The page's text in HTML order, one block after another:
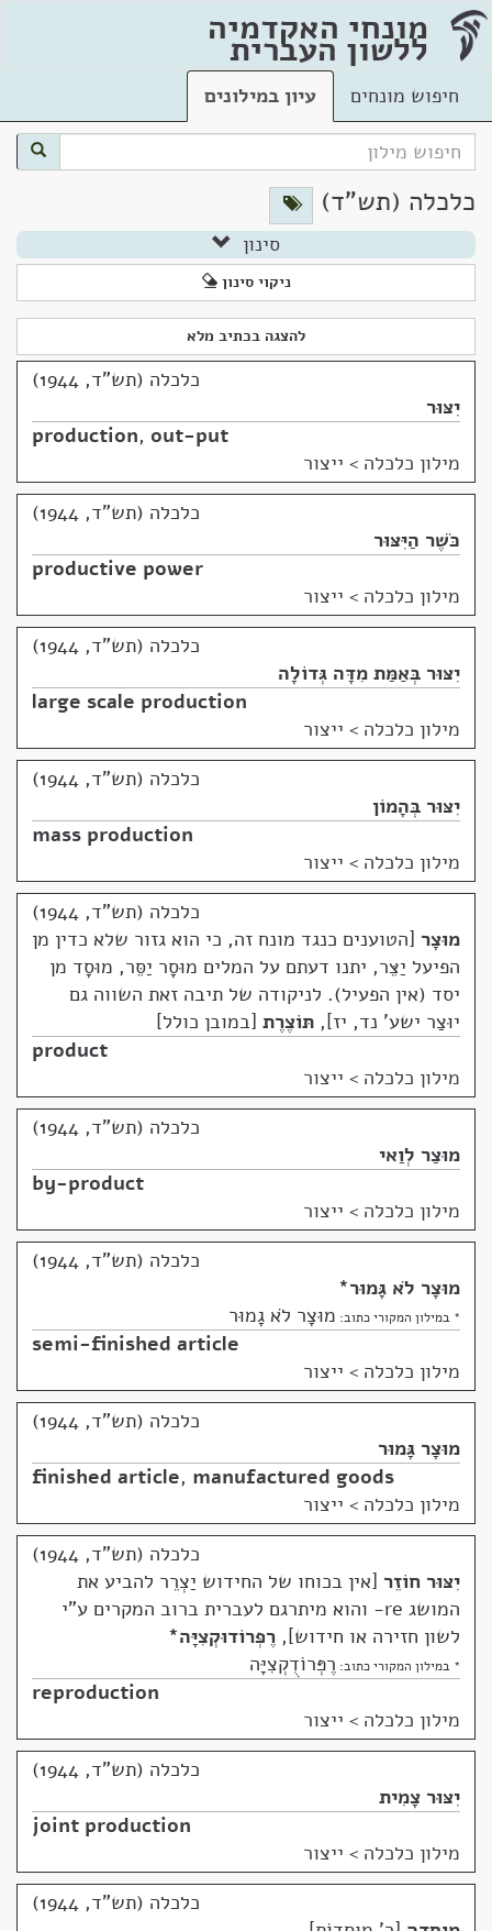
מונחי האקדמיה
ללשון העברית
חיפוש מונחים עיון במילונים
כלכלה (תש"ד)
סינון
ניקוי סינון
להצגה בכתיב מלא
כלכלה (תש"ד, 1944)
יִצּוּר
production, out-put
מילון כלכלה > ייצור
כלכלה (תש"ד, 1944)
כֹּשֶׁר הַיִּצּוּר
productive power
מילון כלכלה > ייצור
כלכלה (תש"ד, 1944)
יִצּוּר בְּאַמַּת מִדָּה גְּדוֹלָה
large scale production
מילון כלכלה > ייצור
כלכלה (תש"ד, 1944)
יִצּוּר בְּהָמוֹן
mass production
מילון כלכלה > ייצור
כלכלה (תש"ד, 1944)
מוּצָר הטוענים כנגד מונח זה, כי הוא גזור שלא כדין מן
הפיעל יַצֵּר, יתנו דעתם על המלים מוּסָר יַסֵּר, מוּסָד מן
יסד (אין הפעיל). לניקודה של תיבה זאת השווה גם
יוּצַר ישע' נד, יז , תּוֹצֶרֶת במובן כולל
product
מילון כלכלה > ייצור
כלכלה (תש"ד, 1944)
מוּצַר לְוַאי
by-product
מילון כלכלה > ייצור
כלכלה (תש"ד, 1944)
מוּצָר לֹא גָּמוּר*
* במילון המקורי כתוב: מוּצָר לֹא גָמוּר
semi-finished article
מילון כלכלה > ייצור
כלכלה (תש"ד, 1944)
מוּצָר גָּמוּר
finished article, manufactured goods
מילון כלכלה > ייצור
כלכלה (תש"ד, 1944)
יִצּוּר חוֹזֵר אין בכוחו של החידוש יַצְרֵר להביע את
המושג re- והוא מיתרגם לעברית ברוב המקרים ע"י
לשון חזירה או חידוש , רֶפְּרוֹדוּקְצִיָּה*
* במילון המקורי כתוב: רֶפְּרוֹדֻקְצִיָּה
reproduction
מילון כלכלה > ייצור
כלכלה (תש"ד, 1944)
יִצּוּר צָמִית
joint production
מילון כלכלה > ייצור
כלכלה (תש"ד, 1944)